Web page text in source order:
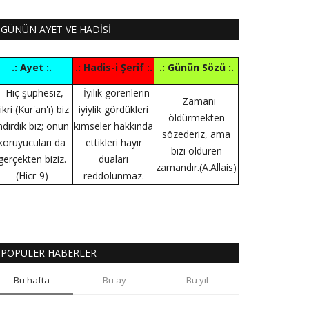
GÜNÜN AYET VE HADİSİ
.: Ayet :. .: Hadis-i Şerif :.
.: Günün Sözü :.
Hiç şüphesiz,
(Kur'an'ı) biz
biz; onun
da
biziz.
(Hicr-9)
İyilik görenlerin
iyiylik gördükleri
kimseler hakkında
ettikleri hayır
duaları
reddolunmaz.
Zamanı
öldürmekten
sözederiz, ama
bizi öldüren
zamandır.(A.Allais)
POPÜLER HABERLER
Bu hafta Bu ay Bu yıl